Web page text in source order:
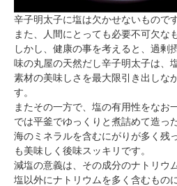
辛子明太子に塩は欠かせないものです
また、人間にとっても必要不可欠な
しかし、健康の事を考えると、過剰
味の丸屋の天然だし辛子明太子は、
素材の美味しさを最大限引き出しな
す。
またその一方で、塩の有用性をなお
では平釜でゆっくりと煮詰めて造っ
海のミネラルを含むにがりが多く残
も美味しく後味スッキリです。
減塩の意義は、その成分のナトリウ
塩以外にナトリウムを多く含むもの